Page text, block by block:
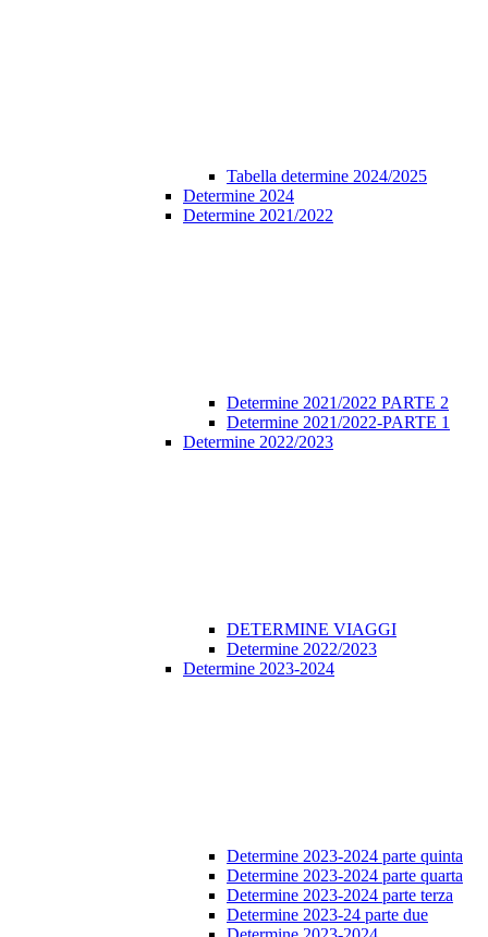
Tabella determine 2024/2025
Determine 2024
Determine 2021/2022
Determine 2021/2022 PARTE 2
Determine 2021/2022-PARTE 1
Determine 2022/2023
DETERMINE VIAGGI
Determine 2022/2023
Determine 2023-2024
Determine 2023-2024 parte quinta
Determine 2023-2024 parte quarta
Determine 2023-2024 parte terza
Determine 2023-24 parte due